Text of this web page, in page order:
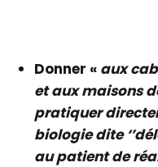
Donner « aux
et aux maisons
pratiquer
biologie dite
au patient de